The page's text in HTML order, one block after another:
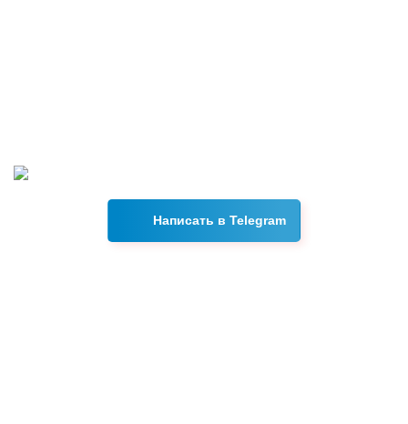
Написать в Telegram